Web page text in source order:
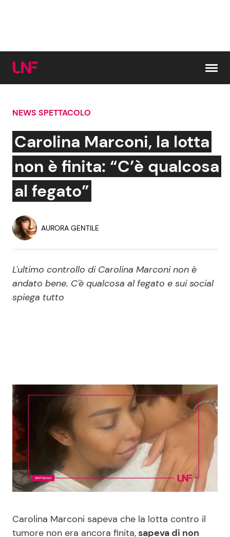
Cerca:
News e Cronaca
Attualità Italiana
Economia
Persone Scomparse
Politica
Gossip e TV
Bellezze VIP
Programmi TV
News Cinema
News Musica
News Spettacolo
News dal mondo
Benessere
Moda e Style
Cucina e Ricette
Dolci
NEWS SPETTACOLO
Carolina Marconi, la lotta
non è finita: “C’è qualcosa
al fegato”
AURORA GENTILE
L'ultimo controllo di Carolina Marconi non è
andato bene. C'è qualcosa al fegato e sui social
spiega tutto
Carolina Marconi sapeva che la lotta contro il
tumore non era ancora finita,sapeva di non